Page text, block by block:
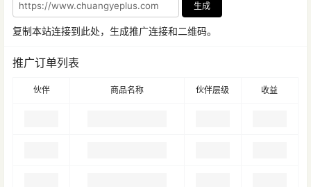
生成
复制本站连接到此处，生成推广连接和二维码。
推广订单列表
伙伴 商品名称 伙伴层级 收益